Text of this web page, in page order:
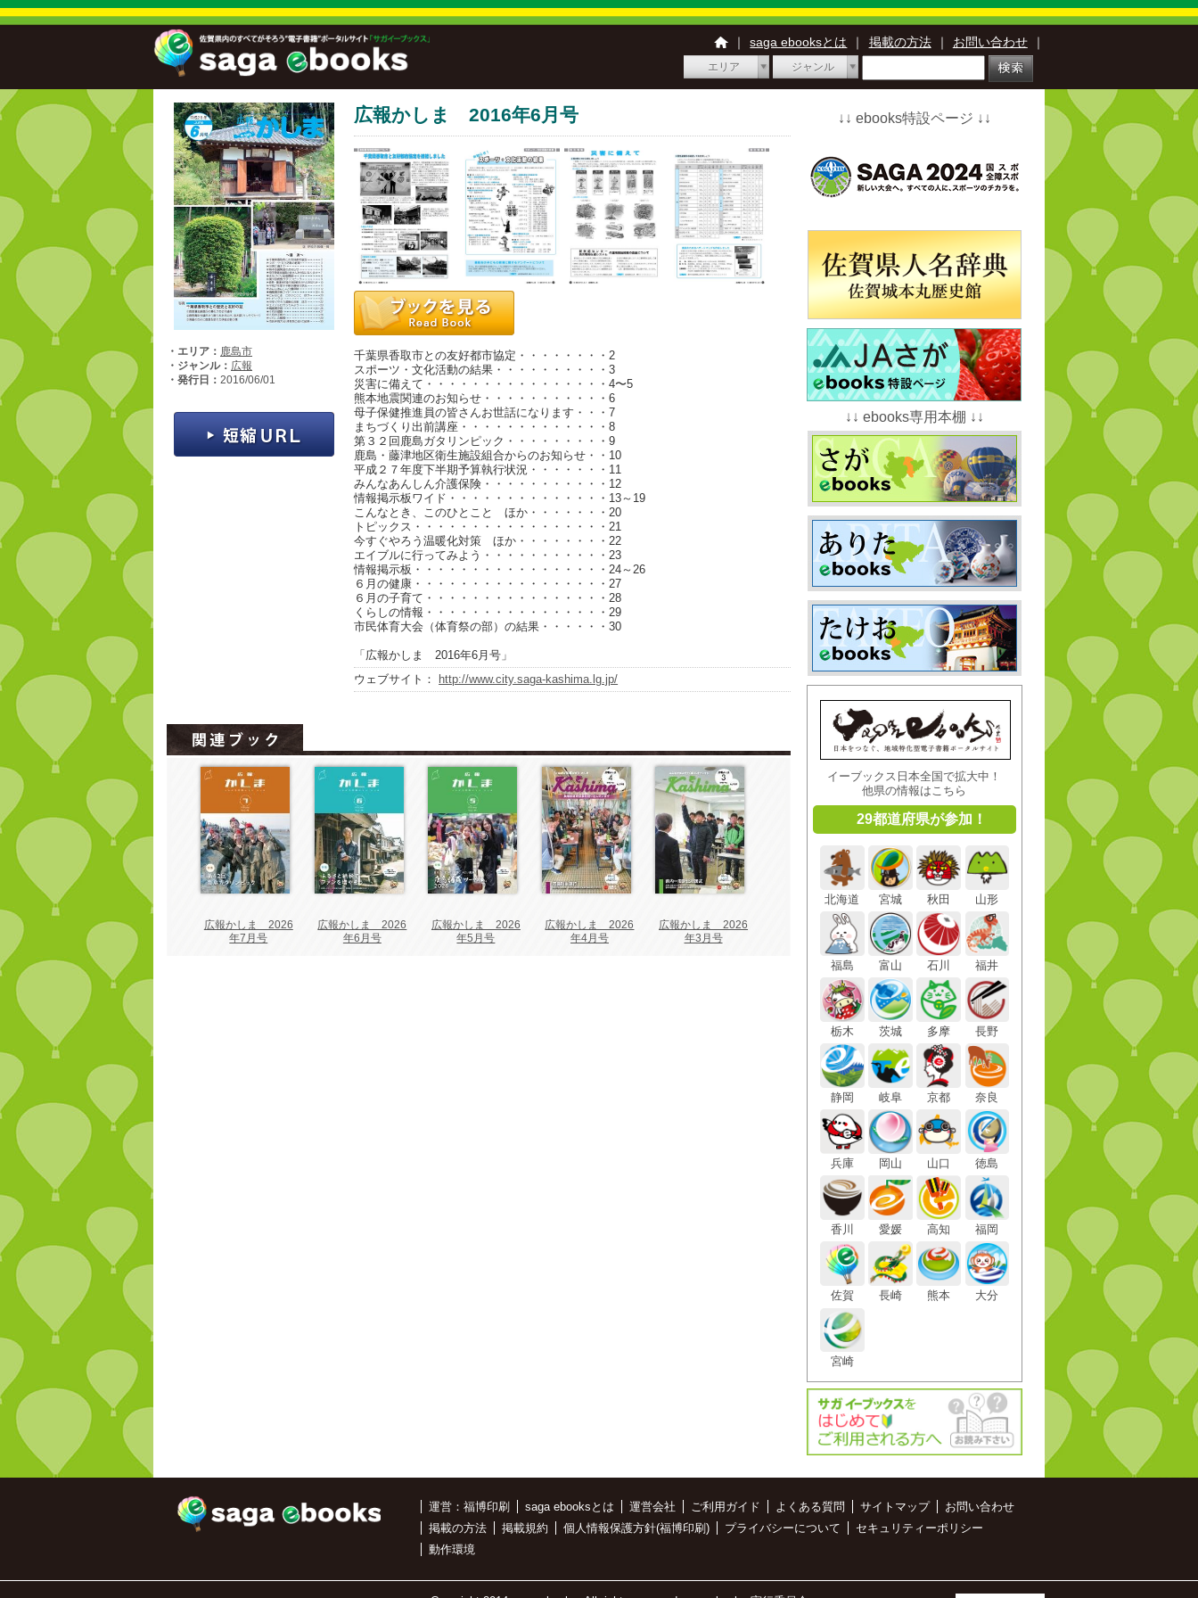
｜ saga ebooksとは ｜ 掲載の方法 ｜ お問い合わせ ｜
エリア ジャンル
・エリア： 鹿島市
・ジャンル： 広報
・発行日： 2016/06/01
広報かしま 2016年6月号
千葉県香取市との友好都市協定・・・・・・・・2
スポーツ・文化活動の結果・・・・・・・・・・3
災害に備えて・・・・・・・・・・・・・・・・4〜5
熊本地震関連のお知らせ・・・・・・・・・・・6
母子保健推進員の皆さんお世話になります・・・7
まちづくり出前講座・・・・・・・・・・・・・8
第３２回鹿島ガタリンピック・・・・・・・・・9
鹿島・藤津地区衛生施設組合からのお知らせ・・10
平成２７年度下半期予算執行状況・・・・・・・11
みんなあんしん介護保険・・・・・・・・・・・12
情報掲示板ワイド・・・・・・・・・・・・・・13～19
こんなとき、このひとこと ほか・・・・・・・20
トピックス・・・・・・・・・・・・・・・・・21
今すぐやろう温暖化対策 ほか・・・・・・・・22
エイブルに行ってみよう・・・・・・・・・・・23
情報掲示板・・・・・・・・・・・・・・・・・24～26
６月の健康・・・・・・・・・・・・・・・・・27
６月の子育て・・・・・・・・・・・・・・・・28
くらしの情報・・・・・・・・・・・・・・・・29
市民体育大会（体育祭の部）の結果・・・・・・30
「広報かしま 2016年6月号」
ウェブサイト：
http://www.city.saga-kashima.lg.jp/
広報かしま 2026
年7月号
広報かしま 2026
年6月号
広報かしま 2026
年5月号
広報かしま 2026
年4月号
広報かしま 2026
年3月号
↓↓ ebooks特設ページ ↓↓
↓↓ ebooks専用本棚 ↓↓
イーブックス日本全国で拡大中！
他県の情報はこちら
29都道府県が参加！
北海道 宮城 秋田 山形
福島 富山 石川 福井
栃木 茨城 多摩 長野
静岡 岐阜 京都 奈良
兵庫 岡山 山口 徳島
香川 愛媛 高知 福岡
佐賀 長崎 熊本 大分
宮崎
運営：福博印刷 saga ebooksとは 運営会社 ご利用ガイド よくある質問 サイトマップ
お問い合わせ
掲載の方法
掲載規約 個人情報保護方針(福博印刷) プライバシーについて
セキュリティーポリシー
動作環境